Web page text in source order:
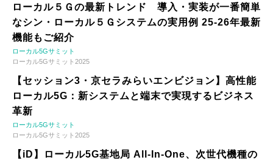
ローカル５Ｇの最新トレンド 導入・実装が一番簡単
なシン・ローカル５Ｇシステムの実用例 25-26年最新
機能もご紹介
ローカル5Gサミット
ローカル5Gサミット2025
【セッション3・京セラみらいエンビジョン】高性能
ローカル5G：新システムと端末で実現するビジネス
革新
ローカル5Gサミット
ローカル5Gサミット2025
【iD】ローカル5G基地局 All-In-One、次世代機種の